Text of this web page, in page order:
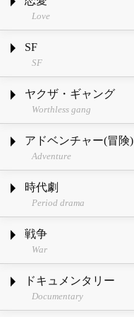
Love
SF
SF
ヤクザ・ギャング
Worthless gang
アドベンチャー(冒険)
Adventure
時代劇
Period drama
戦争
War
ドキュメンタリー
Documentary